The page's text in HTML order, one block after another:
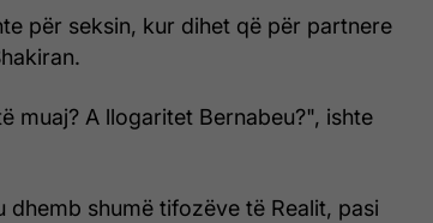
për seksin, kur dihet që për partnere
muaj? A llogaritet Bernabeu?", ishte
dhemb shumë tifozëve të Realit, pasi